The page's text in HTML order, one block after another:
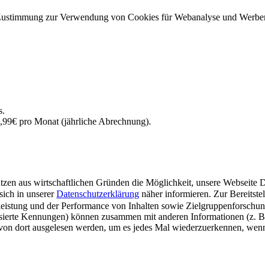
zur Verwendung von Cookies für Webanalyse und
pro Monat (jährliche Abrechnung).
aus wirtschaftlichen Gründen die Möglichkeit, unsere
in unsererDatenschutzerklärung näher informieren. Zur
und der Performance von Inhalten sowie
Kennungen) können zusammen mit anderen Informationen
dort ausgelesen werden, um es jedes Mal wiederzuerkennen,